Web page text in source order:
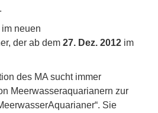
neuen
der ab dem 27. Dez. 2012 im
des MA sucht immer
Meerwasseraquarianern zur
Sie